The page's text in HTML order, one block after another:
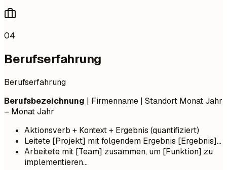
04
Berufserfahrung
Berufserfahrung
Berufsbezeichnung | Firmenname | Standort Monat Jahr
– Monat Jahr
Aktionsverb + Kontext + Ergebnis (quantifiziert)
Leitete [Projekt] mit folgendem Ergebnis [Ergebnis]...
Arbeitete mit [Team] zusammen, um [Funktion] zu
implementieren...